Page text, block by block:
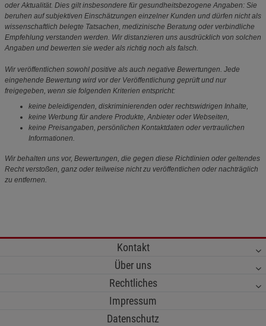
oder Aktualität. Dies gilt insbesondere für gesundheitsbezogene Angaben: Sie
beruhen auf subjektiven Einschätzungen einzelner Kunden und dürfen nicht als
wissenschaftlich belegte Tatsachen, medizinische Beratung oder verbindliche
Empfehlung verstanden werden. Wir distanzieren uns ausdrücklich von solchen
Angaben und bewerten sie weder als richtig noch als falsch.
Wir veröffentlichen sowohl positive als auch negative Bewertungen. Jede
eingehende Bewertung wird vor der Veröffentlichung geprüft und nur
freigegeben, wenn sie folgenden Kriterien entspricht:
keine beleidigenden, diskriminierenden oder rechtswidrigen Inhalte,
keine Werbung für andere Produkte, Anbieter oder Webseiten,
keine Preisangaben, persönlichen Kontaktdaten oder vertraulichen
Informationen.
Wir behalten uns vor, Bewertungen, die gegen diese Richtlinien oder geltendes
Recht verstoßen, ganz oder teilweise nicht zu veröffentlichen oder nachträglich
zu entfernen.
Kontakt
Über uns
Rechtliches
Impressum
Datenschutz